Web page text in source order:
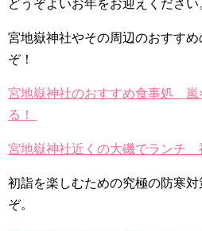
どうぞよいお年をお迎えください
宮地嶽神社やその周辺のおすすめ
ぞ！
宮地嶽神社のおすすめ食事処 嵐
る！
宮地嶽神社近くの大磯でランチ
初詣を楽しむための究極の防寒
ぞ。